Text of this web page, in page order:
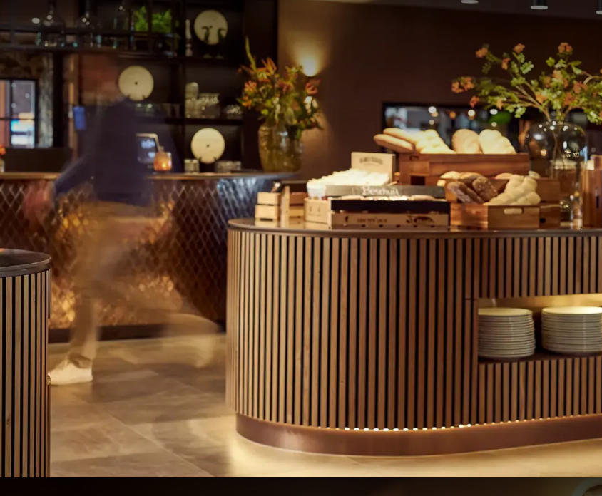
Bij de receptie zijn er verschillende fietsroutes beschikbaar zodat u het oostelijke deel van Groningen kunt
ontdekken. De laatste jaren heeft de provincie geïnvesteerd in het aanleggen van een fietsnetwerk waardoor de
paden goed berijdbaar zijn. Op mooie zomerse dagen kunt u zelfs wandelend naar een heerlijke zwemplas met
strand vlak bij het hotel. Ontdek
hiermeer toeristische informatie.